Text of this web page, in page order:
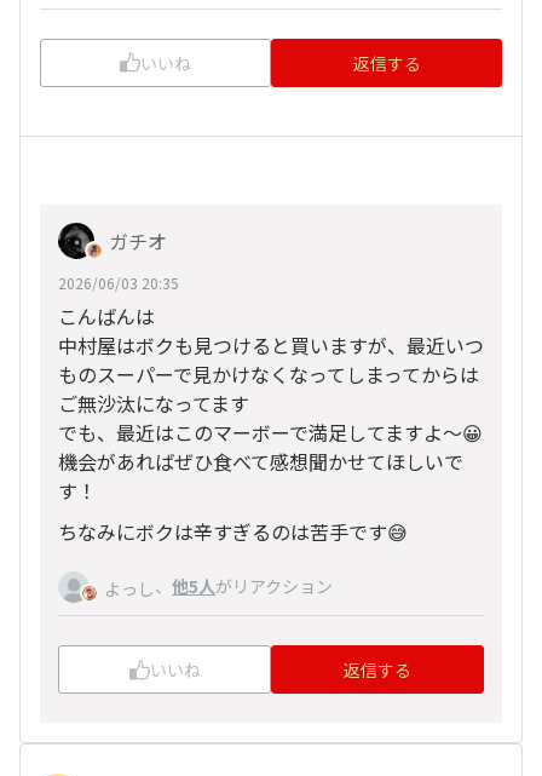
いいね 返信する
ガチオ
2026/06/03 20:35
こんばんは
中村屋はボクも見つけると買いますが、最近いつ
ものスーパーで見かけなくなってしまってからは
ご無沙汰になってます
でも、最近はこのマーボーで満足してますよ〜😀
機会があればぜひ食べて感想聞かせてほしいで
す！
ちなみにボクは辛すぎるのは苦手です😅
よっし、 他5人がリアクション
いいね 返信する